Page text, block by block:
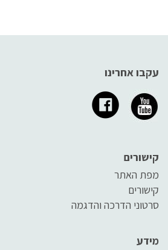
עקבו אחרינו
קישורים
מפת האתר
קישורים
סרטוני הדרכה והדגמה
מידע